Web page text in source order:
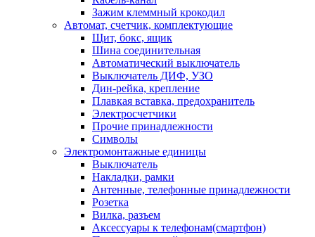
Зажим клеммный крокодил
Автомат, счетчик, комплектующие
Щит, бокс, ящик
Шина соединительная
Автоматический выключатель
Выключатель ДИФ, УЗО
Дин-рейка, крепление
Плавкая вставка, предохранитель
Электросчетчики
Прочие принадлежности
Символы
Электромонтажные единицы
Выключатель
Накладки, рамки
Антенные, телефонные принадлежности
Розетка
Вилка, разъем
Аксессуары к телефонам(смартфон)